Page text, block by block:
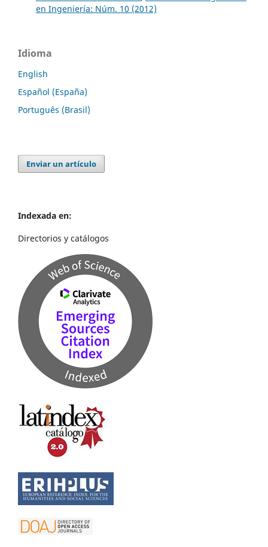
en Ingeniería: Núm. 10 (2012)
Idioma
English
Español (España)
Português (Brasil)
Enviar un artículo
Indexada en:
Directorios y catálogos